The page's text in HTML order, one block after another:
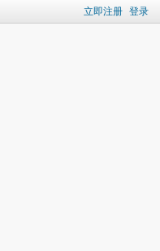
立即注册 登录